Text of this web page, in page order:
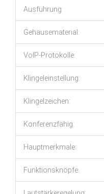
Ausführung:
Gehäusematerial:
VoIP-Protokolle:
Klingeleinstellung:
Klingelzeichen:
Konferenzfähig:
Hauptmerkmale:
Funktionsknöpfe: